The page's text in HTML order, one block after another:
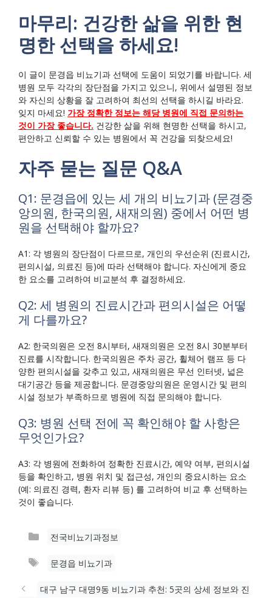
마무리: 건강한 삶을 위한 현
명한 선택을 하세요!
이 글이 문경읍 비뇨기과 선택에 도움이 되었기를 바랍니다. 세
병원 모두 각각의 장단점을 가지고 있으니, 위에서 설명된 정보
와 자신의 상황을 잘 고려하여 최선의 선택을 하시길 바라요.
잊지 마세요! 가장 정확한 정보는 해당 병원에 직접 문의하는
것이 가장 좋습니다. 건강한 삶을 위해 현명한 선택을 하시고,
편안하고 신뢰할 수 있는 병원에서 꼭 건강을 되찾으세요!
자주 묻는 질문 Q&A
Q1: 문경읍에 있는 세 개의 비뇨기과 (문경중
앙의원, 한국의원, 새재의원) 중에서 어떤 병
원을 선택해야 할까요?
A1: 각 병원의 장단점이 다르므로, 개인의 우선순위 (진료시간,
편의시설, 의료진 등)에 따라 선택해야 합니다. 자신에게 중요
한 요소를 고려하여 비교분석 후 결정하세요.
Q2: 세 병원의 진료시간과 편의시설은 어떻
게 다를까요?
A2: 한국의원은 오전 8시부터, 새재의원은 오전 8시 30분부터
진료를 시작합니다. 한국의원은 주차 공간, 휠체어 램프 등 다
양한 편의시설을 갖추고 있고, 새재의원은 무선 인터넷, 넓은
대기공간 등을 제공합니다. 문경중앙의원은 운영시간 및 편의
시설 정보가 부족하므로 병원에 직접 문의해야 합니다.
Q3: 병원 선택 전에 꼭 확인해야 할 사항은
무엇인가요?
A3: 각 병원에 전화하여 정확한 진료시간, 예약 여부, 편의시설
등을 확인하고, 병원 위치 및 접근성, 개인의 중요시하는 요소
(예: 의료진 경력, 환자 리뷰 등) 를 고려하여 비교 후 선택하는
것이 좋습니다.
카
고
전국비뇨기과정보
태
문경읍 비뇨기과
대구 남구 대명9동 비뇨기과 추천: 5곳의 상세 정보와 진